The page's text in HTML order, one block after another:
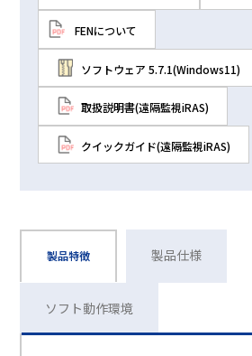
FENについて
ソフトウェア 5.7.1(Windows11)
取扱説明書(遠隔監視iRAS)
クイックガイド(遠隔監視iRAS)
製品特徴 製品仕様
ソフト動作環境